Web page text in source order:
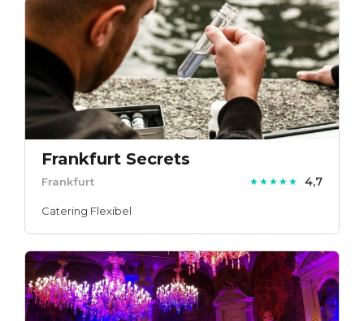
Frankfurt Secrets
Frankfurt ★★★★★ 4,7
Catering Flexibel